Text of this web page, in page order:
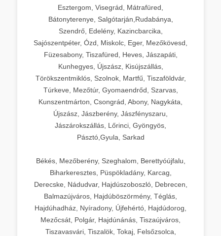
Esztergom, Visegrád, Mátrafüred,
Bátonyterenye, Salgótarján,Rudabánya,
Szendrő, Edelény, Kazincbarcika,
Sajószentpéter, Ózd, Miskolc, Eger, Mezőkövesd,
Füzesabony, Tiszafüred, Heves, Jászapáti,
Kunhegyes, Újszász, Kisújszállás,
Törökszentmiklós, Szolnok, Martfű, Tiszaföldvár,
Túrkeve, Mezőtúr, Gyomaendrőd, Szarvas,
Kunszentmárton, Csongrád, Abony, Nagykáta,
Újszász, Jászberény, Jászfényszaru,
Jászárokszállás, Lőrinci, Gyöngyös,
Pásztó,Gyula, Sarkad
Békés, Mezőberény, Szeghalom, Berettyóújfalu,
Biharkeresztes, Püspökladány, Karcag,
Derecske, Nádudvar, Hajdúszoboszló, Debrecen,
Balmazújváros, Hajdúböszörmény, Téglás,
Hajdúhadház, Nyíradony, Újfehértó, Hajdúdorog,
Mezőcsát, Polgár, Hajdúnánás, Tiszaújváros,
Tiszavasvári, Tiszalök, Tokaj, Felsőzsolca,